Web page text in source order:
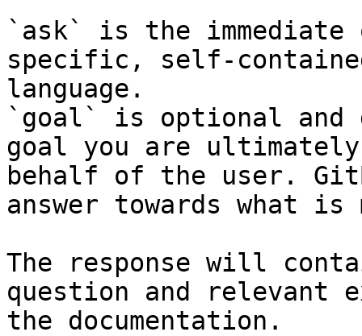
`ask` is the
specific, self-
language.
`goal` is optional and
goal you are
behalf of the user.
answer towards what
The response will
question and relevant
the documentation.